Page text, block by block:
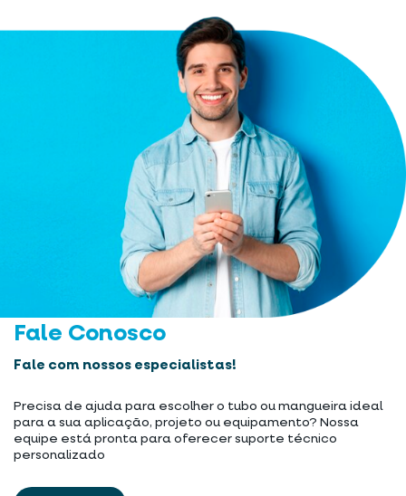
Fale Conosco
Fale com nossos especialistas!
Precisa de ajuda para escolher o tubo ou mangueira ideal
para a sua aplicação, projeto ou equipamento? Nossa
equipe está pronta para oferecer suporte técnico
personalizado